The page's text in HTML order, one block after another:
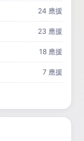
24 應援
23 應援
18 應援
7 應援